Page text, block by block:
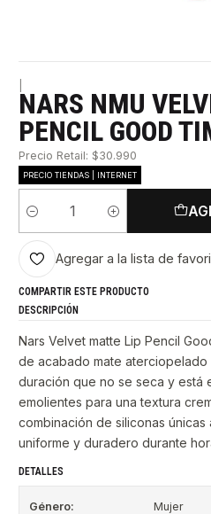
NARS NMU
PENCIL GOOD
Precio Retail: $30.990
PRECIO TIENDAS | INTERNET
Cantidad
Agregar a la lista de
COMPARTIR ESTE PRODUCTO
DESCRIPCIÓN
Nars Velvet matte Lip Pencil
de acabado mate aterciopelado
duración que no se seca y está
emolientes para una textura
combinación de siliconas únicas
uniforme y duradero durante
DETALLES
Género: Mujer